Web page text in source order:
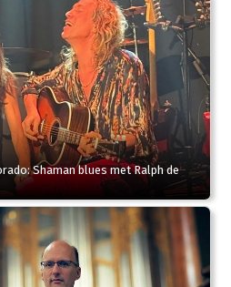
Shaman blues met Ralph de